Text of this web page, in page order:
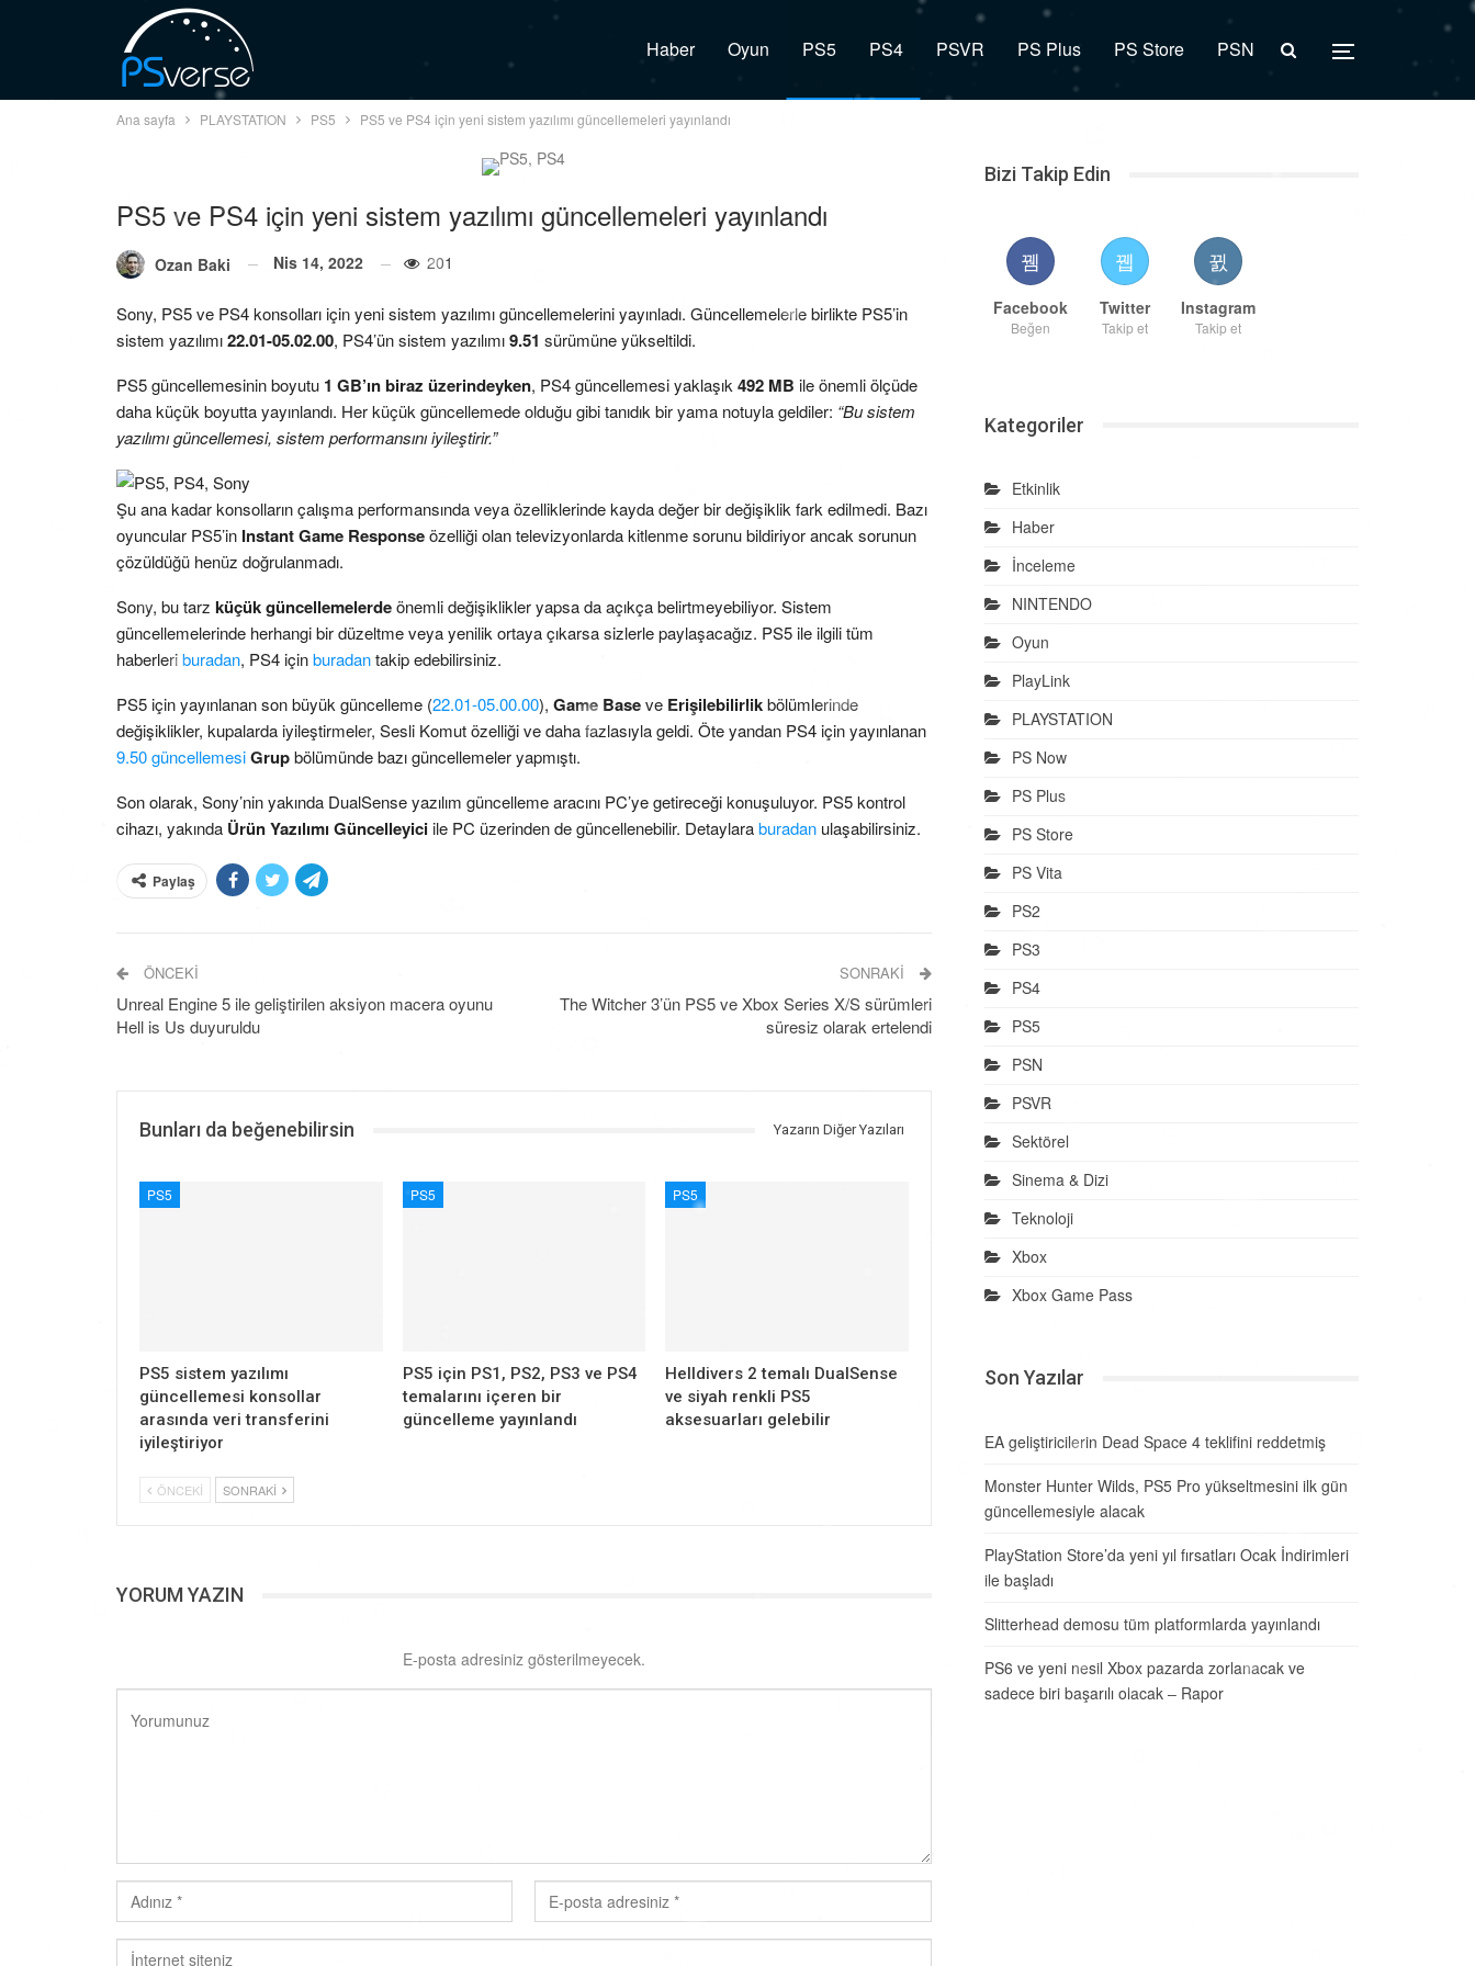
Haber Oyun PS5 PS4 PSVR PS Plus PS Store PSN
Ana sayfa PLAYSTATION PS5 PS5 ve PS4 için yeni sistem yazılımı güncellemeleri yayınlandı
PS5 ve PS4 için yeni sistem yazılımı güncellemeleri yayınlandı
Ozan Baki Nis 14, 2022 201
Sony, PS5 ve PS4 konsolları için yeni sistem yazılımı güncellemelerini yayınladı. Güncellemelerle birlikte PS5’in
sistem yazılımı22.01-05.02.00, PS4’ün sistem yazılımı9.51 sürümüne yükseltildi.
PS5 güncellemesinin boyutu 1 GB’ın biraz üzerindeyken, PS4 güncellemesi yaklaşık492 MB ile önemli ölçüde
daha küçük boyutta yayınlandı. Her küçük güncellemede olduğu gibi tanıdık bir yama notuyla geldiler: “Bu sistem
yazılımı güncellemesi, sistem performansını iyileştirir.”
Şu ana kadar konsolların çalışma performansında veya özelliklerinde kayda değer bir değişiklik fark edilmedi. Bazı
oyuncular PS5’in Instant Game Responseözelliği olan televizyonlarda kitlenme sorunu bildiriyor ancak sorunun
çözüldüğü henüz doğrulanmadı.
Sony, bu tarz küçük güncellemelerdeönemli değişiklikler yapsa da açıkça belirtmeyebiliyor. Sistem
güncellemelerinde herhangi bir düzeltme veya yenilik ortaya çıkarsa sizlerle paylaşacağız. PS5 ile ilgili tüm
haberleriburadan, PS4 içinburadantakip edebilirsiniz.
PS5 için yayınlanan son büyük güncelleme (22.01-05.00.00), Game Baseve Erişilebilirlikbölümlerinde
değişiklikler, kupalarda iyileştirmeler, Sesli Komut özelliği ve daha fazlasıyla geldi. Öte yandan PS4 için yayınlanan
9.50 güncellemesiGrupbölümünde bazı güncellemeler yapmıştı.
Son olarak, Sony’nin yakında DualSense yazılım güncelleme aracını PC’ye getireceği konuşuluyor. PS5 kontrol
cihazı, yakında Ürün Yazılımı Güncelleyiciile PC üzerinden de güncellenebilir. Detaylaraburadan ulaşabilirsiniz.
Paylaş
ÖNCEKI
Unreal Engine 5 ile geliştirilen aksiyon macera oyunu
Hell is Us duyuruldu
SONRAKI
The Witcher 3’ün PS5 ve Xbox Series X/S sürümleri
süresiz olarak ertelendi
Bunları da beğenebilirsin Yazarın Diğer Yazıları
PS5
PS5 sistem yazılımı
güncellemesi konsollar
arasında veri transferini
iyileştiriyor
PS5
PS5 için PS1, PS2, PS3 ve PS4
temalarını içeren bir
güncelleme yayınlandı
PS5
Helldivers 2 temalı DualSense
ve siyah renkli PS5
aksesuarları gelebilir
ÖNCEKI SONRAKI
YORUM YAZIN
E-posta adresiniz gösterilmeyecek.
Bizi Takip Edin
Facebook
Beğen
Twitter
Takip et
Instagram
Takip et
Kategoriler
Etkinlik
Haber
İnceleme
NINTENDO
Oyun
PlayLink
PLAYSTATION
PS Now
PS Plus
PS Store
PS Vita
PS2
PS3
PS4
PS5
PSN
PSVR
Sektörel
Sinema & Dizi
Teknoloji
Xbox
Xbox Game Pass
Son Yazılar
EA geliştiricilerin Dead Space 4 teklifini reddetmiş
Monster Hunter Wilds, PS5 Pro yükseltmesini ilk gün
güncellemesiyle alacak
PlayStation Store’da yeni yıl fırsatları Ocak İndirimleri
ile başladı
Slitterhead demosu tüm platformlarda yayınlandı
PS6 ve yeni nesil Xbox pazarda zorlanacak ve
sadece biri başarılı olacak – Rapor